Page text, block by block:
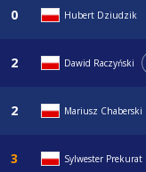
Hubert Dziudzik
Dawid Raczyński
Mariusz Chaberski
Sylwester Prekurat